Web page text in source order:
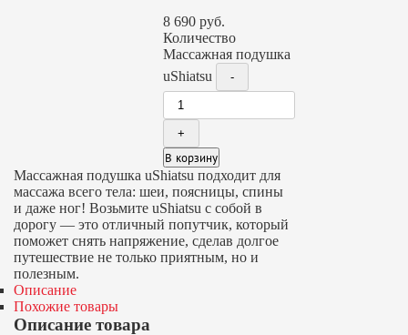
8 690руб.
Количество
Массажная подушка
uShiatsu
В корзину
Массажная подушка uShiatsu подходит для
массажа всего тела: шеи, поясницы, спины
и даже ног! Возьмите uShiatsu с собой в
дорогу — это отличный попутчик, который
поможет снять напряжение, сделав долгое
путешествие не только приятным, но и
полезным.
Описание
Похожие товары
Описание товара